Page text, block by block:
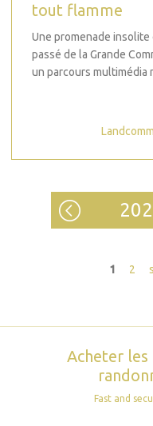
tout flamme
Une promenade
passé de la Grande
un parcours multimédia
1 2
Acheter les
Fast and